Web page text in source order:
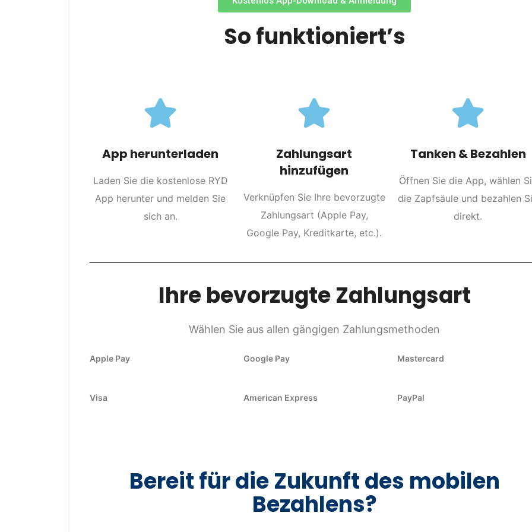
So funktioniert’s
App herunterladen
Laden Sie die kostenlose RYD
App herunter und melden Sie
sich an.
Zahlungsart
hinzufügen
Verknüpfen Sie Ihre bevorzugte
Zahlungsart (Apple Pay,
Google Pay, Kreditkarte, etc.).
Tanken & Bezahlen
Öffnen Sie die App, wählen
die Zapfsäule und bezahlen
direkt.
Ihre bevorzugte Zahlungsart
Wählen Sie aus allen gängigen Zahlungsmethoden
Apple Pay Google Pay Mastercard
Visa American Express PayPal
Bereit für die Zukunft des mobilen
Bezahlens?